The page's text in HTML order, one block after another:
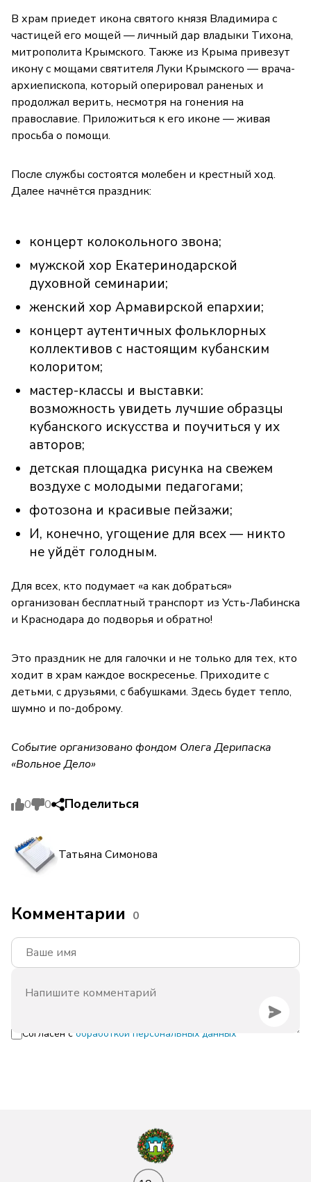
В храм приедет икона святого князя Владимира с
частицей его мощей — личный дар владыки Тихона,
митрополита Крымского. Также из Крыма привезут
икону с мощами святителя Луки Крымского — врача-
архиепископа, который оперировал раненых и
продолжал верить, несмотря на гонения на
православие. Приложиться к его иконе — живая
просьба о помощи.
После службы состоятся молебен и крестный ход.
Далее начнётся праздник:
концерт колокольного звона;
мужской хор Екатеринодарской
духовной семинарии;
женский хор Армавирской епархии;
концерт аутентичных фольклорных
коллективов с настоящим кубанским
колоритом;
мастер-классы и выставки:
возможность увидеть лучшие образцы
кубанского искусства и поучиться у их
авторов;
детская площадка рисунка на свежем
воздухе с молодыми педагогами;
фотозона и красивые пейзажи;
И, конечно, угощение для всех — никто
не уйдёт голодным.
Для всех, кто подумает «а как добраться»
организован бесплатный транспорт из Усть-Лабинска
и Краснодара до подворья и обратно!
Это праздник не для галочки и не только для тех, кто
ходит в храм каждое воскресенье. Приходите с
детьми, с друзьями, с бабушками. Здесь будет тепло,
шумно и по-доброму.
Событие организовано фондом Олега Дерипаска
«Вольное Дело»
0 0 Поделиться
Татьяна Симонова
Комментарии 0
Согласен с обработкой персональных данных